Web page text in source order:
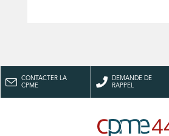
CONTACTER LA
CPME
DEMANDE DE
RAPPEL